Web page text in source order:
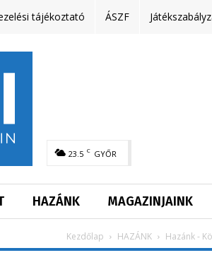
tájékoztató ÁSZF
23.5 C GYŐR
HAZÁNK MAGAZINJAINK
Kezdőlap HAZÁNK Hazánk -